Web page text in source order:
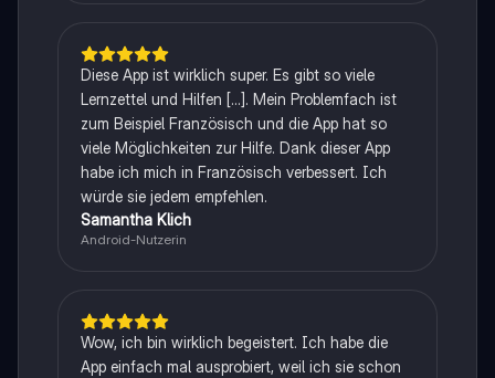
Diese App ist wirklich super. Es gibt so viele
Lernzettel und Hilfen [...]. Mein Problemfach ist
zum Beispiel Französisch und die App hat so
viele Möglichkeiten zur Hilfe. Dank dieser App
habe ich mich in Französisch verbessert. Ich
würde sie jedem empfehlen.
Samantha Klich
Android-Nutzerin
Wow, ich bin wirklich begeistert. Ich habe die
App einfach mal ausprobiert, weil ich sie schon